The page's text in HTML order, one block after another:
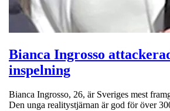
Bianca Ingrosso
inspelning
Bianca Ingrosso, 26, är Sveriges mest
Den unga realitystjärnan är god för över